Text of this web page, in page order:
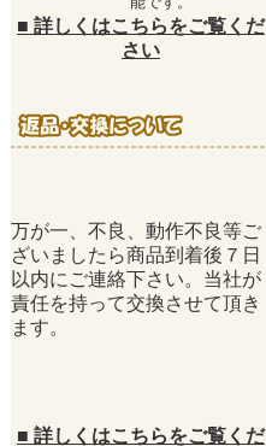
■ 詳しくはこちらをご覧くだ
さい
万が一、不良、動作不良等ご
ざいましたら商品到着後７日
以内にご連絡下さい。当社が
責任を持って交換させて頂き
ます。
■ 詳しくはこちらをご覧くだ